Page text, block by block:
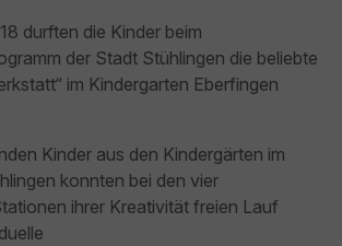
durften die Kinder beim
der Stadt Stühlingen die beliebte
im Kindergarten Eberfingen
Kinder aus den Kindergärten im
konnten bei den vier
ihrer Kreativität freien Lauf